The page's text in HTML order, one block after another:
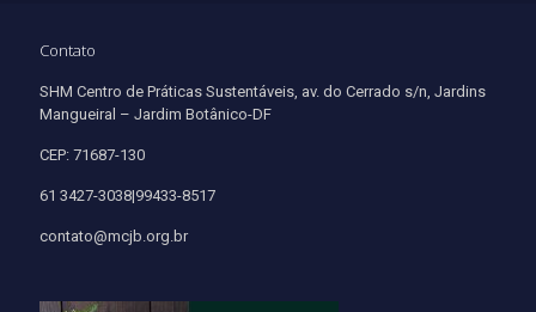
Contato
SHM Centro de Práticas Sustentáveis, av. do Cerrado s/n, Jardins
Mangueiral – Jardim Botânico-DF
CEP: 71687-130
61 3427-3038|99433-8517
contato@mcjb.org.br